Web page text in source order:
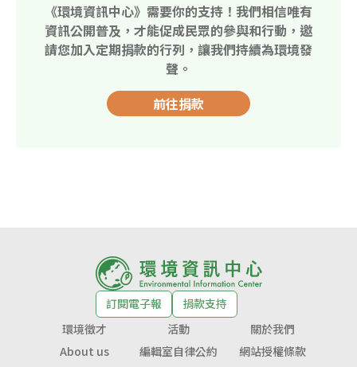
《環境資訊中心》需要你的支持！我們相信唯有
資訊公開普及，才能促成民眾的參與和行動，邀
請您加入定期捐款的行列，讓我們持續為環境發
聲。
前往捐款
訂閱電子報
捐款支持
環境徵才
活動
關於我們
About us
編輯室自律公約
網站授權條款